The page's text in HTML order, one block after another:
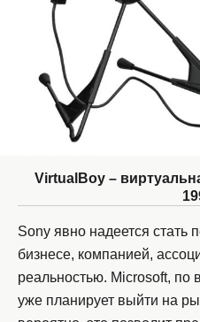
VirtualBoy –
Sony явно надеется стать
бизнесе, компанией,
реальностью. Microsoft, по
уже планирует выйти на